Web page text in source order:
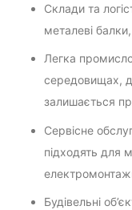
Склади та
металеві
Легка
середовищах,
залишається
Сервісне
підходять для
Будівельні